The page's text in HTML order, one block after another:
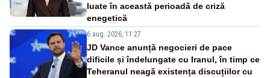
luate în această perioadă de criză
enegetică
6 aug. 2026, 11:27
JD Vance anunță negocieri de pace
dificile și îndelungate cu Iranul, în timp ce
Teheranul neagă existența discuțiilor cu